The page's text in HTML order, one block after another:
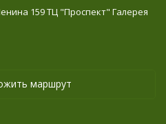
159 ТЦ "Проспект" Галерея
маршрут